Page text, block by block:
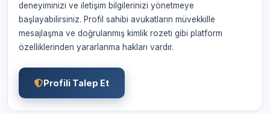
deneyiminizi ve iletişim bilgilerinizi yönetmeye
başlayabilirsiniz. Profil sahibi avukatların müvekkille
mesajlaşma ve doğrulanmış kimlik rozeti gibi platform
özelliklerinden yararlanma hakları vardır.
Profili Talep Et